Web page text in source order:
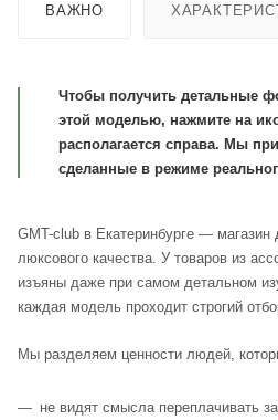
ВАЖНО
Чтобы получить детальные
этой моделью, нажмите на
располагается справа. Мы
сделанные в режиме
GMT-club в Екатеринбурге — магазин
люксового качества. У товаров из
изъяны даже при самом детальном
каждая модель проходит строгий
Мы разделяем ценности людей,
не видят смысла переплачивать